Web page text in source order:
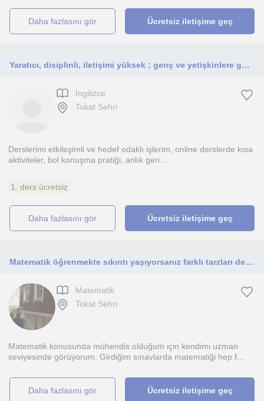
daha fazlasını gör Ücretsiz iletişime geç
Yaratıcı, disiplinli, iletişimi yüksek ; genç ve yetişkinlere göre.
Ingilizce
Tokat Sehri
Derslerimi etkileşimli ve hedef odaklı işlerim, online derslerde kısa
aktiviteler, bol konuşma pratiği, anlık geri ...
1. ders ücretsiz
daha fazlasını gör Ücretsiz iletişime geç
Matematik öğrenmekte sıkıntı yaşıyorsanız farklı tarzları deneyen bir hocayla tanışmamışsınızdır.
Matematik
Tokat Sehri
Matematik konusunda mühendis olduğum için kendimi uzman
seviyesinde görüyorum. Girdiğim sınavlarda matematiği hep f...
daha fazlasını gör Ücretsiz iletişime geç